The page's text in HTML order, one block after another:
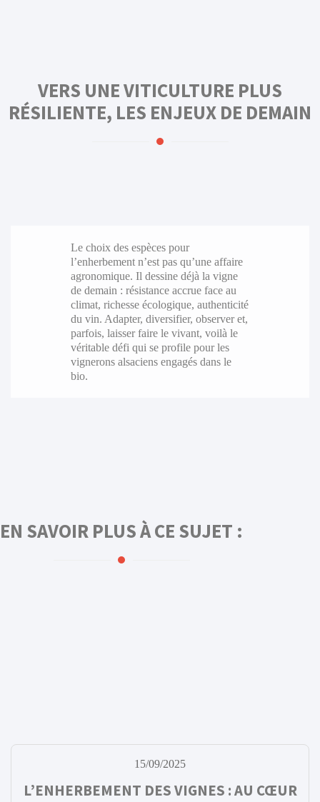
VERS UNE VITICULTURE PLUS
RÉSILIENTE, LES ENJEUX DE DEMAIN
Le choix des espèces pour
l’enherbement n’est pas qu’une affaire
agronomique. Il dessine déjà la vigne
de demain : résistance accrue face au
climat, richesse écologique, authenticité
du vin. Adapter, diversifier, observer et,
parfois, laisser faire le vivant, voilà le
véritable défi qui se profile pour les
vignerons alsaciens engagés dans le
bio.
EN SAVOIR PLUS À CE SUJET :
15/09/2025
L’ENHERBEMENT DES VIGNES : AU CŒUR